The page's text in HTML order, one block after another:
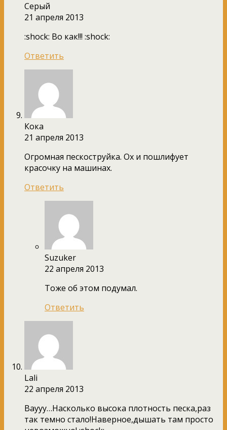
Серый
21 апреля 2013
:shock: Во как!!! :shock:
Ответить
Кока
21 апреля 2013
Огромная пескоструйка. Ох и пошлифует
красочку на машинах.
Ответить
Suzuker
22 апреля 2013
Тоже об этом подумал.
Ответить
Lali
22 апреля 2013
Ваууу…Насколько высока плотность песка,раз
так темно стало!Наверное,дышать там просто